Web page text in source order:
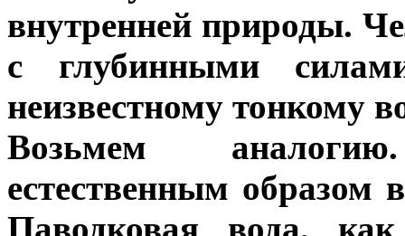
внутренней природы.
с глубинными
неизвестному тонкому
Возьмем
естественным образом
Паводковая вода,